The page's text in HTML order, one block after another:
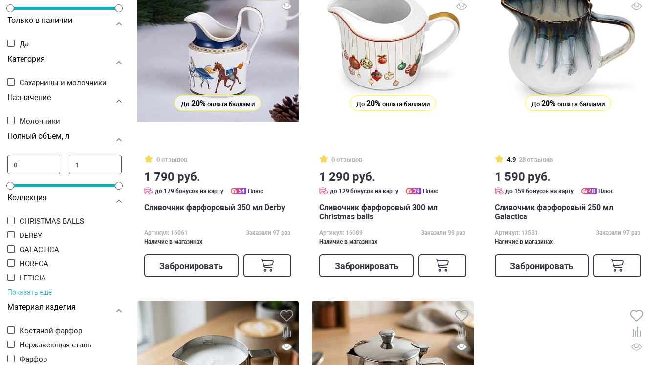
Только в наличии
Да
Категория
Сахарницы и молочники
Назначение
Молочники
Полный объем, л
Коллекция
CHRISTMAS BALLS
DERBY
GALACTICA
HORECA
LETICIA
Показать ещё
Материал изделия
Костяной фарфор
Нержавеющая сталь
Фарфор
До 20% оплата баллами
0 отзывов
1 790 руб.
до 179 бонусов на карту 54 Плюс
Сливочник фарфоровый 350 мл Derby
Артикул: 16061
Заказали 97 раз
Наличие в магазинах
Забронировать
До 20% оплата баллами
0 отзывов
1 290 руб.
до 129 бонусов на карту 39 Плюс
Сливочник фарфоровый 300 мл
Christmas balls
Артикул: 16089
Заказали 99 раз
Наличие в магазинах
Забронировать
До20% оплата баллами
4.9 28 отзывов
1 590 руб.
до 159 бонусов на карту 48 Плюс
Сливочник фарфоровый 250 мл
Galactica
Артикул: 13531
Заказали 97 раз
Наличие в магазинах
Забронировать